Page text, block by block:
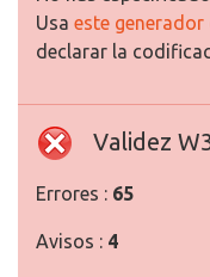
Usa este
declarar la
Validez
Errores : 65
Avisos : 4